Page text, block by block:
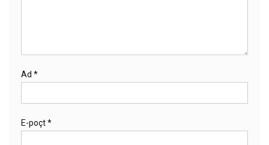
Ad *
E-poçt*